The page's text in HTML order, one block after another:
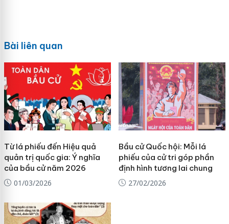
Bài liên quan
Từ lá phiếu đến Hiệu quả
quản trị quốc gia: Ý nghĩa
của bầu cử năm 2026
01/03/2026
Bầu cử Quốc hội: Mỗi lá
phiếu của cử tri góp phần
định hình tương lai chung
27/02/2026